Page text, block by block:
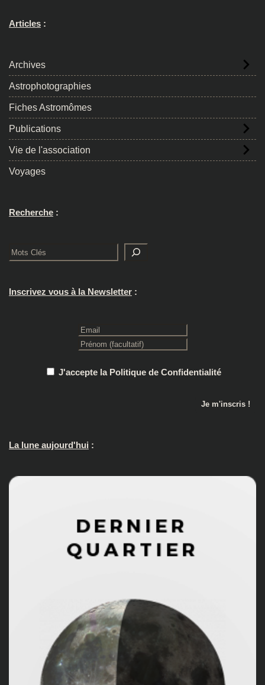
Articles :
Archives
Astrophotographies
Fiches Astromômes
Publications
Vie de l'association
Voyages
Recherche :
Rechercher
Inscrivez vous à la Newsletter :
J'accepte la Politique de Confidentialité
La lune aujourd'hui :